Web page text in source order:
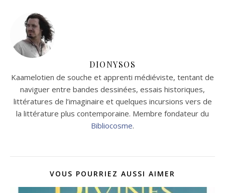
DIONYSOS
Kaamelotien de souche et apprenti médiéviste, tentant de
naviguer entre bandes dessinées, essais historiques,
littératures de l’imaginaire et quelques incursions vers de
la littérature plus contemporaine. Membre fondateur du
Bibliocosme.
VOUS POURRIEZ AUSSI AIMER